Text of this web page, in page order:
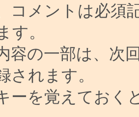
コメントは必須
す。
容の一部は、次
されます。
ーを覚えておく